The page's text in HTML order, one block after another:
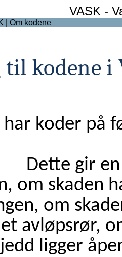
VASK -
Om kodene
kodene i
har koder på
Dette gir en
om skaden
om
avløpsrør,
ligger